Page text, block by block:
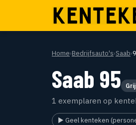
Home›Bedrijfsauto's›Saab›
Saab 95
1 exemplaren op
▶ Geel kenteken